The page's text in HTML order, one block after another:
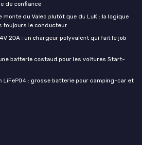
de confiance
du Valeo plutôt que du LuK : la logique
toujours le conducteur
20A : un chargeur polyvalent qui fait le job
une batterie costaud pour les voitures Start-
LiFePO4 : grosse batterie pour camping-car et